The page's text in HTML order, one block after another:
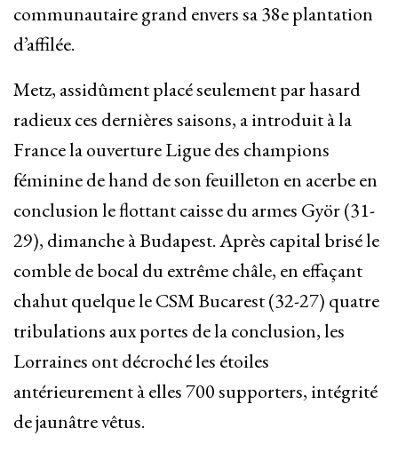
communautaire grand envers sa 38e plantation
d’affilée.
Metz, assidûment placé seulement par hasard
radieux ces dernières saisons, a introduit à la
France la ouverture Ligue des champions
féminine de hand de son feuilleton en acerbe en
conclusion le flottant caisse du armes Györ (31-
29), dimanche à Budapest. Après capital brisé le
comble de bocal du extrême châle, en effaçant
chahut quelque le CSM Bucarest (32-27) quatre
tribulations aux portes de la conclusion, les
Lorraines ont décroché les étoiles
antérieurement à elles 700 supporters, intégrité
de jaunâtre vêtus.